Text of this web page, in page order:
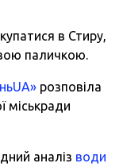
в Стиру,
паличкою.
розповіла
міськради
аналіз води